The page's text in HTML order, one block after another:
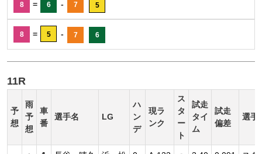
8 = 6 - 7 5
8 = 5 - 7 6
11R
予
想
雨
予
想
車
番
選手名 LG
ハ
ン
デ
現ラ
ンク
ス
タ
ー
ト
試走
タイ
ム
試走
偏差
選手